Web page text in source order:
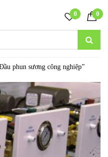
0 0
phun sương công nghiệp”